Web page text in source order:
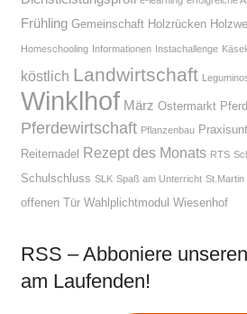
Frühling Gemeinschaft Holzrücken
Homeschooling Informationen Instachallenge
köstlich Landwirtschaft
Winklhof März Ostermarkt
Pferdewirtschaft Pflanzenbau
Reiternadel Rezept des Monats RTS
Schulschluss SLK Spaß am Unterricht St.Martin
offenen Tür Wahlplichtmodul Wiesenhof
RSS – Abboniere
am Laufenden!